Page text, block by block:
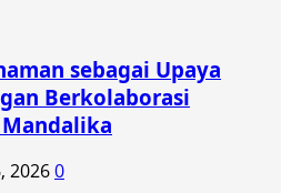
sebagai Upaya
Berkolaborasi
20260